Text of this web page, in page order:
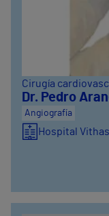
Cirugía
Dr. Pedro
Angiografía
Hospital